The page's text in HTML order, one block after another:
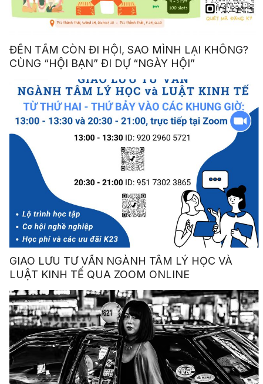
ĐẾN TẤM CÒN ĐI HỘI, SAO MÌNH LẠI KHÔNG?
CÙNG “HỘI BẠN” ĐI DỰ “NGÀY HỘI”
GIAO LƯU TƯ VẤN NGÀNH TÂM LÝ HỌC VÀ
LUẬT KINH TẾ QUA ZOOM ONLINE